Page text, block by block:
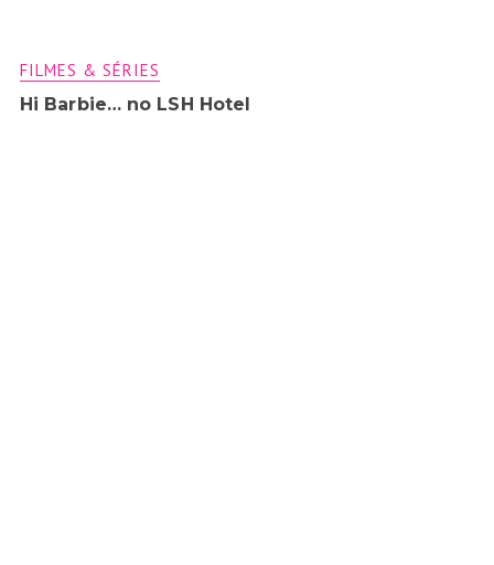
FILMES & SÉRIES
Hi Barbie… no LSH Hotel